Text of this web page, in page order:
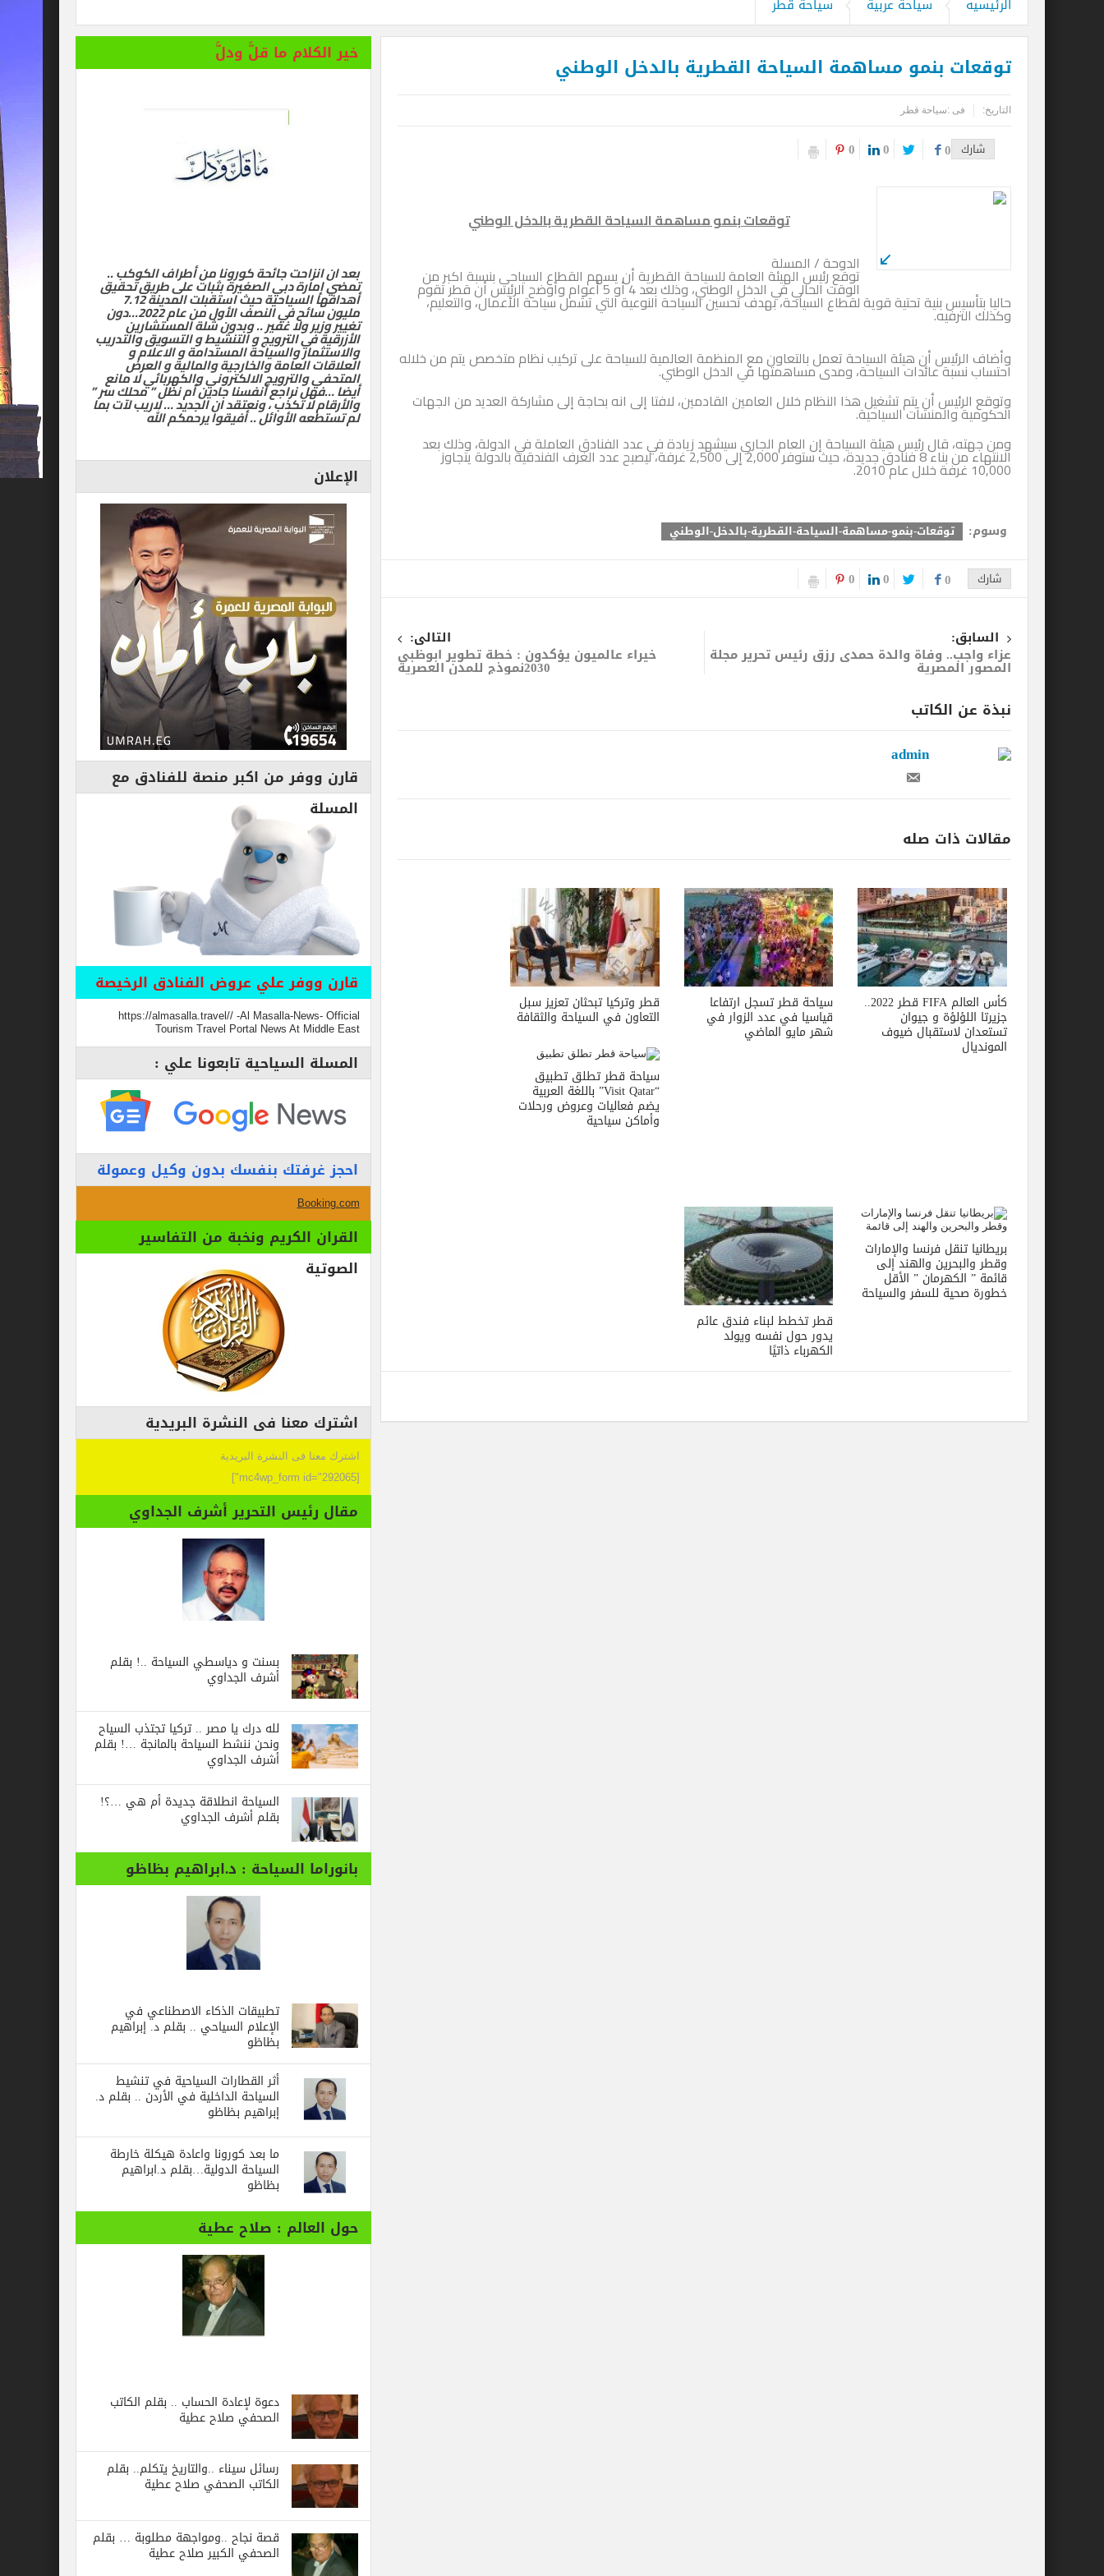
قحت (حمالة الحطب).. العمالة وديمقراطية الدم في السودان .. بقلم الصحفي الكبير محمد عبد القادر
الدفاع عن الحضارة ترفض الرد المستفز لبطلة كليوباترا وتصدر بيانها الثاني
الرئيسيه سياحة عربية سياحة قطر
توقعات بنمو مساهمة السياحة القطرية بالدخل الوطني
التاريخ: فى :سياحة قطر
شارك 0
0
0
توقعات بنمو مساهمة السياحة القطرية بالدخل الوطني
الدوحة / المسلة
توقع رئيس الهيئة العامة للسياحة القطرية أن يسهم القطاع السياحي بنسبة اكبر من
الوقت الحالي في الدخل الوطني، وذلك بعد 4 أو 5 أعوام وأوضح الرئيس أن قطر تقوم
حاليا بتأسيس بنية تحتية قوية لقطاع السياحة، بهدف تحسين السياحة النوعية التي تشمل سياحة الأعمال، والتعليم،
وكذلك الترفيه.
وأضاف الرئيس أن هيئة السياحة تعمل بالتعاون مع المنظمة العالمية للسياحة على تركيب نظام متخصص يتم من خلاله
احتساب نسبة عائدات السياحة، ومدى مساهمتها في الدخل الوطني.
وتوقع الرئيس أن يتم تشغيل هذا النظام خلال العامين القادمين، لافتا إلى انه بحاجة إلى مشاركة العديد من الجهات
الحكومية والمنشآت السياحية.
ومن جهته، قال رئيس هيئة السياحة إن العام الجاري سيشهد زيادة في عدد الفنادق العاملة في الدولة، وذلك بعد
الانتهاء من بناء 8 فنادق جديدة، حيث ستوفر 2,000 إلى 2,500 غرفة، ليصبح عدد الغرف الفندقية بالدولة يتجاوز
10,000 غرفة خلال عام 2010.
وسوم: توقعات-بنمو-مساهمة-السياحة-القطرية-بالدخل-الوطني
شارك 0
0
0
السابق:
عزاء واجب.. وفاة والدة حمدى رزق رئيس تحرير مجلة
المصور المصرية
التالى:
خيراء عالميون يؤكدون : خطة تطوير ابوظبى
2030نموذج للمدن العصرية
نبذة عن الكاتب
admin
مقالات ذات صله
كأس العالم FIFA قطر 2022..
جزيرتا اللؤلؤة و جيوان
تستعدان لاستقبال ضيوف
المونديال
سياحة قطر تسجل ارتفاعا
قياسيا في عدد الزوار في
شهر مايو الماضي
قطر وتركيا تبحثان تعزيز سبل
التعاون في السياحة والثقافة
سياحة قطر تطلق تطبيق
“Visit Qatar” باللغة العربية
يضم فعاليات وعروض ورحلات
وأماكن سياحية
بريطانيا تنقل فرنسا والإمارات
وقطر والبحرين والهند إلى
قائمة ” الكهرمان ” الأقل
خطورة صحية للسفر والسياحة
قطر تخطط لبناء فندق عائم
يدور حول نفسه ويولد
الكهرباء ذاتيًا
خير الكلام ما قلَّ ودلَّ
بعد ان انزاحت جائحة كورونا من أطراف الكوكب ..
تمضي إمارة دبي الصغيرة بثبات على طريق تحقيق
أهدافها السياحية حيث استقبلت المدينة 7.12
مليون سائح في النصف الأول من عام 2022…دون
تغيير وزير ولا غفير .. وبدون شلة المستشارين
الأزرقية في الترويج و التنشيط و التسويق والتدريب
والاستثمار والسياحة المستدامة و الاعلام و
العلاقات العامة والخارجية والمالية و العرض
المتحفي والترويج الالكتروني والكهربائي لا مانع
أيضا …فهل نراجع أنفسنا جادين أم نظل ” محلك سر ”
والأرقام لا تكذب ، ونعتقد ان الجديد … لاريب لآت بما
لم تستطعه الأوائل .. أفيقوا يرحمكم الله
الإعلان
قارن ووفر من اكبر منصة للفنادق مع
المسلة
قارن ووفر علي عروض الفنادق الرخيصة
https://almasalla.travel// -Al Masalla-News- Official
Tourism Travel Portal News At Middle East
المسلة السياحية تابعونا علي :
احجز غرفتك بنفسك بدون وكيل وعمولة
Booking.com
القران الكريم ونخبة من التفاسير
الصوتية
اشترك معنا فى النشرة البريدية
اشترك معنا فى النشرة البريدية
[mc4wp_form id="292065"]
مقال رئيس التحرير أشرف الجداوي
بسنت و دياسطي السياحة ..! بقلم
أشرف الجداوي
لله درك يا مصر .. تركيا تجتذب السياح
ونحن ننشط السياحة بالمانجة …! بقلم
أشرف الجداوي
السياحة انطلاقة جديدة أم هي …؟!
بقلم أشرف الجداوي
بانوراما السياحة : د.ابراهيم بظاظو
تطبيقات الذكاء الاصطناعي في
الإعلام السياحي .. بقلم د. إبراهيم
بظاظو
أثر القطارات السياحية في تنشيط
السياحة الداخلية في الأردن .. بقلم د.
إبراهيم بظاظو
ما بعد كورونا واعادة هيكلة خارطة
السياحة الدولية…بقلم د.ابراهيم
بظاظو
حول العالم : صلاح عطية
دعوة لإعادة الحساب .. بقلم الكاتب
الصحفي صلاح عطية
رسائل‭ ‬سيناء‭.. ‬والتاريخ‭ ‬يتكلم.. بقلم
الكاتب الصحفي صلاح عطية
قصة نجاح ..ومواجهة مطلوبة … بقلم
الصحفي الكبير صلاح عطية